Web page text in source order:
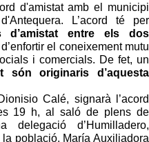
d'amistat amb el municipi
L’acord té per
d’amistat entre els dos
el coneixement mutu
i comercials. De fet, un
són originaris d’aquesta
Calé, signarà l’acord
19 h, al saló de plens de
delegació d’Humilladero,
població, María Auxiliadora